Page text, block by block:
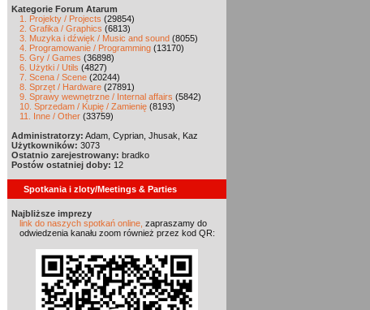
Kategorie Forum Atarum
1. Projekty / Projects (29854)
2. Grafika / Graphics (6813)
3. Muzyka i dźwięk / Music and sound (8055)
4. Programowanie / Programming (13170)
5. Gry / Games (36898)
6. Użytki / Utils (4827)
7. Scena / Scene (20244)
8. Sprzęt / Hardware (27891)
9. Sprawy wewnętrzne / Internal affairs (5842)
10. Sprzedam / Kupię / Zamienię (8193)
11. Inne / Other (33759)
Administratorzy: Adam, Cyprian, Jhusak, Kaz
Użytkowników: 3073
Ostatnio zarejestrowany: bradko
Postów ostatniej doby: 12
Spotkania i zloty/Meetings & Parties
Najbliższe imprezy
link do naszych spotkań online, zapraszamy do
odwiedzenia kanału zoom również przez kod QR: